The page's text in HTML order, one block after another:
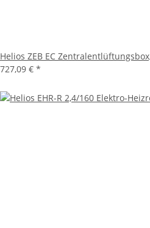
Helios ZEB EC
727,09 € *